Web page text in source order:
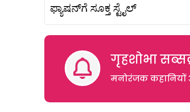
ಫ್ಯಾಷನ್‌ಗೆ ಸೂಕ್ತ ಸ್ಟೈಲ್‌
गृहशोभा
मनोरंजक कहानियों